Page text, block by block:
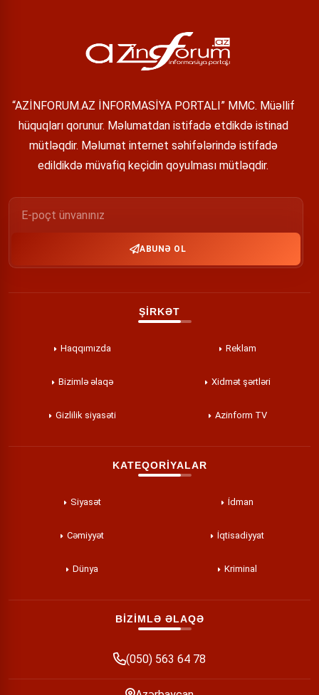
“AZİNFORUM.AZ İNFORMASİYA PORTALI” MMC. Müəllif
hüquqları qorunur. Məlumatdan istifadə etdikdə istinad
mütləqdir. Məlumat internet səhifələrində istifadə
edildikdə müvafiq keçidin qoyulması mütləqdir.
ABUNƏ OL
ŞİRKƏT
Haqqımızda Reklam
Bizimlə əlaqə Xidmət şərtləri
Gizlilik siyasəti Azinform TV
KATEQORİYALAR
Siyasət İdman
Cəmiyyət İqtisadiyyat
Dünya Kriminal
BİZİMLƏ ƏLAQƏ
(050) 563 64 78